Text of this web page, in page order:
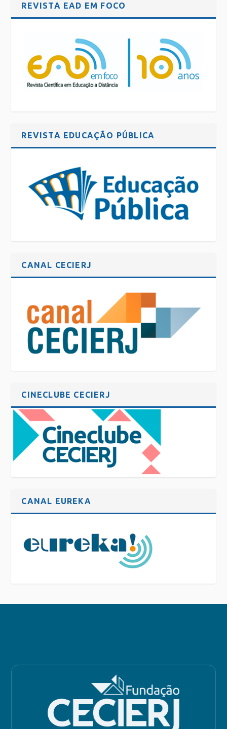
REVISTA EAD EM FOCO
REVISTA EDUCAÇÃO PÚBLICA
CANAL CECIERJ
CINECLUBE CECIERJ
CANAL EUREKA